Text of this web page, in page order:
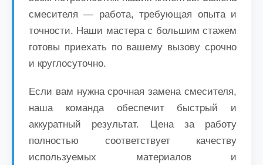
смесителя — работа, требующая опыта и
точности. Наши мастера с большим стажем
готовы приехать по вашему вызову срочно
и круглосуточно.
Если вам нужна срочная замена смесителя,
наша команда обеспечит быстрый и
аккуратный результат. Цена за работу
полностью соответствует качеству
используемых материалов и